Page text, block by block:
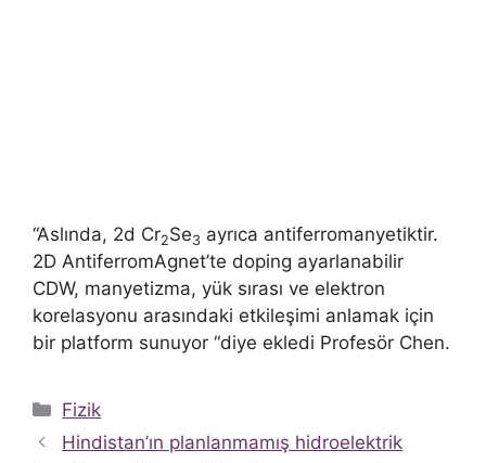
“Aslında, 2d Cr2Se3 ayrıca antiferromanyetiktir.
2D AntiferromAgnet’te doping ayarlanabilir
CDW, manyetizma, yük sırası ve elektron
korelasyonu arasındaki etkileşimi anlamak için
bir platform sunuyor “diye ekledi Profesör Chen.
Kategoriler
Fizik
Hindistan’ın planlanmamış hidroelektrik